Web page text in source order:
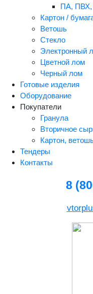
ПА, ПВХ,
Картон /
Ветошь
Стекло
Электронный
Цветной лом
Черный лом
Готовые изделия
Оборудование
Покупатели
Гранула
Вторичное
Картон,
Тендеры
Контакты
8